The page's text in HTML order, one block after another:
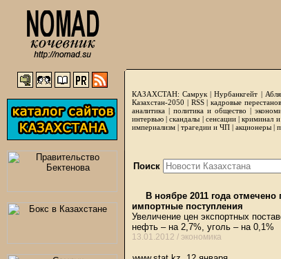
КАЗАХСТАН: Самрук |Нурбанкгейт |
Казахстан-2050 | RSS|кадровые
аналитика | политика и общество |
интервью |скандалы | сенсации|криминал
империализм | трагедии и ЧП | акционеры |
Поиск
В ноябре 2011 года
импортные поступления
Увеличение цен экспортных
нефть – на 2,7%, уголь – на 0,1%
13.01.2012 / экономика